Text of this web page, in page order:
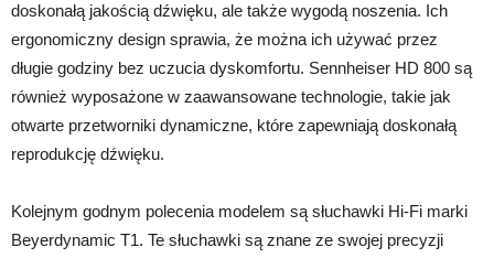
doskonałą jakością dźwięku, ale także wygodą noszenia. Ich
ergonomiczny design sprawia, że można ich używać przez
długie godziny bez uczucia dyskomfortu. Sennheiser HD 800 są
również wyposażone w zaawansowane technologie, takie jak
otwarte przetworniki dynamiczne, które zapewniają doskonałą
reprodukcję dźwięku.
Kolejnym godnym polecenia modelem są słuchawki Hi-Fi marki
Beyerdynamic T1. Te słuchawki są znane ze swojej precyzji